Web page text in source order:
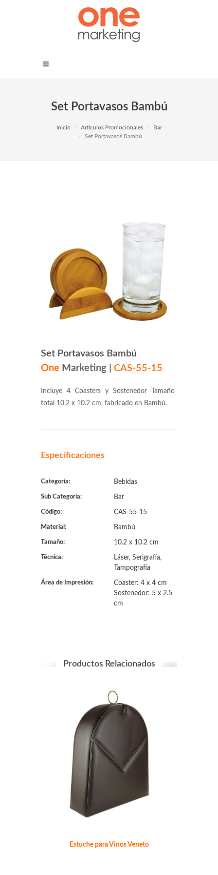
Set Portavasos Bambú
Inicio Artículos Promocionales
Bar
Set Portavasos Bambú
Set Portavasos Bambú
One Marketing CAS-55-15
Incluye 4 Coasters y Sostenedor Tamaño
total 10.2 x 10.2 cm, fabricado en Bambú.
Especificaciones
Categoría: Bebidas
Sub Categoría: Bar
Código: CAS-55-15
Material: Bambú
Tamaño: 10.2 x 10.2 cm
Técnica:
Láser, Serigrafía,
Tampografía
Área de Impresión:
Coaster: 4 x 4 cm
Sostenedor: 5 x 2.5
cm
Productos Relacionados
Estuche para Vinos Veneto